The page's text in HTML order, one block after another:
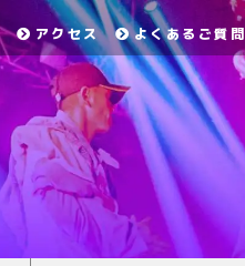
アクセス よくあるご質問